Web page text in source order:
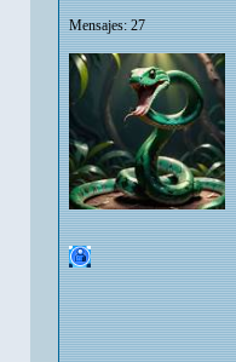
Mensajes: 27